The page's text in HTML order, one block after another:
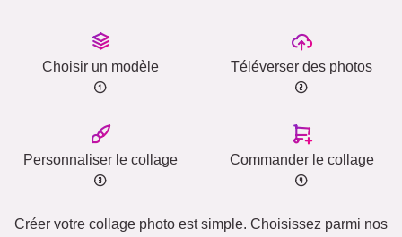
Choisir un modèle Téléverser des photos
Personnaliser le collage Commander le collage
Créer votre collage photo est simple. Choisissez parmi nos